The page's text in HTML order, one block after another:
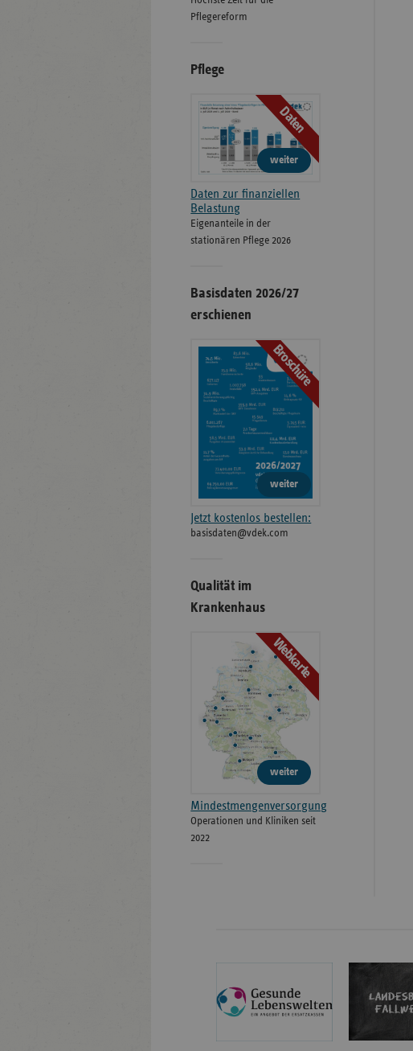
Pflegereform
Pflege
Daten
weiter
Daten zur finanziellen
Belastung
Eigenanteile in der
stationären Pflege 2026
Basisdaten 2026/27
erschienen
Broschüre
weiter
Jetzt kostenlos bestellen:
basisdaten@vdek.com
Qualität im
Krankenhaus
Webkarte
weiter
Mindestmengenversorgung
Operationen und Kliniken seit
2022